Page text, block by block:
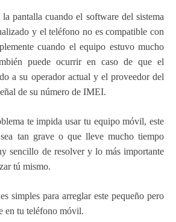
la pantalla cuando el software del sistema
y el teléfono no es compatible con
cuando el equipo estuvo mucho
puede ocurrir en caso de que el
a su operador actual y el proveedor del
de su número de IMEI.
te impida usar tu equipo móvil, este
tan grave o que lleve mucho tiempo
sencillo de resolver y lo más importante
tú mismo.
simples para arreglar este pequeño pero
en tu teléfono móvil.